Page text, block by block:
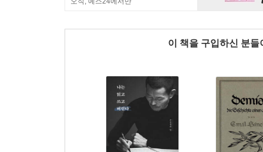
이 책을 구입하신 분